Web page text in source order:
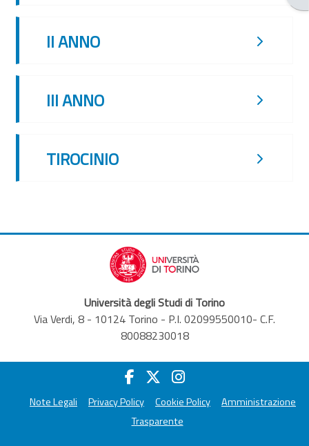
II ANNO
III ANNO
TIROCINIO
Università degli Studi di Torino
Via Verdi, 8 - 10124 Torino - P.I. 02099550010- C.F.
80088230018
Note Legali Privacy Policy Cookie Policy
Amministrazione
Trasparente